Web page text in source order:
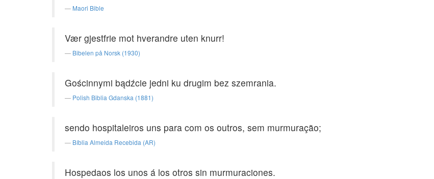
Maori Bible
Vær gjestfrie mot hverandre uten knurr!
Bibelen på Norsk (1930)
Gościnnymi bądźcie jedni ku drugim bez szemrania.
Polish Biblia Gdanska (1881)
sendo hospitaleiros uns para com os outros, sem murmuração;
Bíblia Almeida Recebida (AR)
Hospedaos los unos á los otros sin murmuraciones.